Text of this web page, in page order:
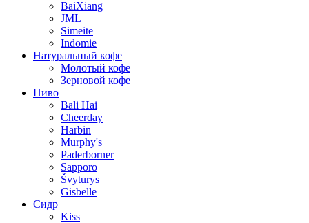
BaiXiang
JML
Simeite
Indomie
Натуральный кофе
Молотый кофе
Зерновой кофе
Пиво
Bali Hai
Cheerday
Harbin
Murphy's
Paderborner
Sapporo
Švyturys
Gisbelle
Сидр
Kiss